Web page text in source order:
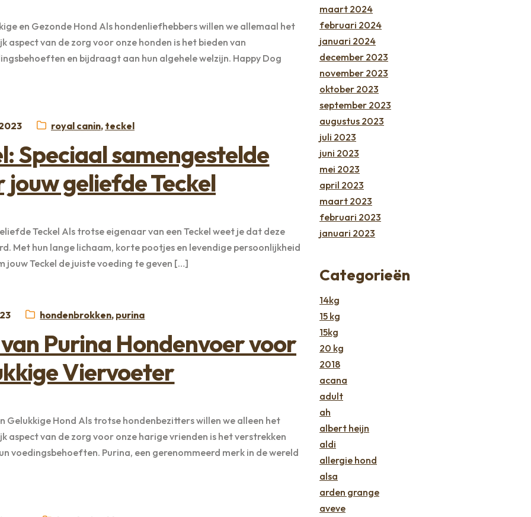
en Gezonde Hond Als hondenliefhebbers willen we allemaal het
van de zorg voor onze honden is het bieden van
en bijdraagt aan hun algehele welzijn. Happy Dog
Categorieën:
royal canin, teckel
Speciaal samengestelde
jouw geliefde Teckel
Teckel Als trotse eigenaar van een Teckel weet je dat deze
Met hun lange lichaam, korte pootjes en levendige persoonlijkheid
jouw Teckel de juiste voeding te geven […]
Categorieën:
hondenbrokken, purina
Purina Hondenvoer voor
Viervoeter
Gelukkige Hond Als trotse hondenbezitters willen we alleen het
aspect van de zorg voor onze harige vrienden is het verstrekken
voedingsbehoeften. Purina, een gerenommeerd merk in de wereld
maart 2024
februari 2024
januari 2024
december 2023
november 2023
oktober 2023
september 2023
augustus 2023
juli 2023
juni 2023
mei 2023
april 2023
maart 2023
februari 2023
januari 2023
Categorieën
14kg
15 kg
15kg
20 kg
2018
acana
adult
ah
albert heijn
aldi
allergie hond
alsa
arden grange
aveve